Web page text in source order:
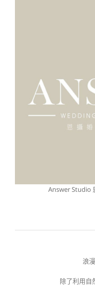
Answer Studio
浪
除了利用自